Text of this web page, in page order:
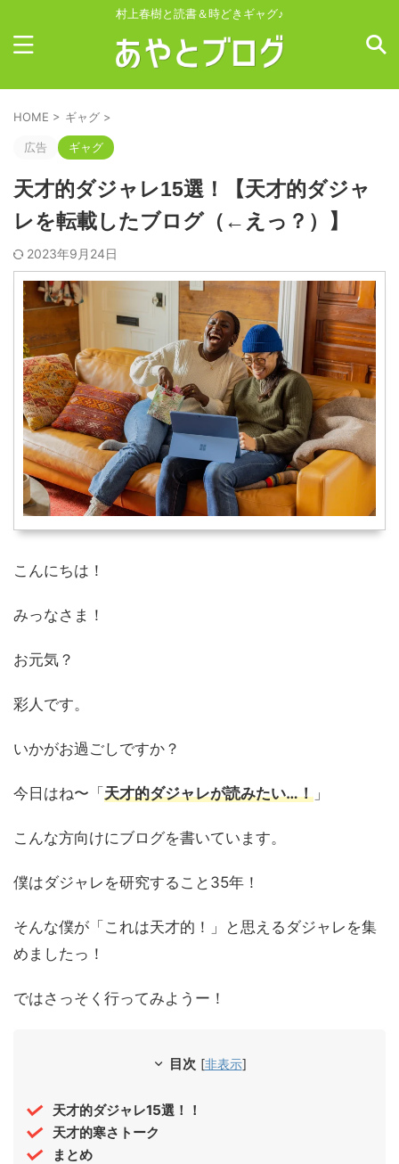
村上春樹と読書＆時どきギャグ♪
HOME > ギャグ >
広告 ギャグ
天才的ダジャレ15選！【天才的ダジャ
レを転載したブログ（←えっ？）】
2023年9月24日
こんにちは！
みっなさま！
お元気？
彩人です。
いかがお過ごしですか？
今日はね〜「天才的ダジャレが読みたい…！ 」
こんな方向けにブログを書いています。
僕はダジャレを研究すること35年！
そんな僕が「これは天才的！」と思えるダジャレを集
めましたっ！
ではさっそく行ってみようー！
目次 [非表示]
天才的ダジャレ15選！！
天才的寒さトーク
まとめ